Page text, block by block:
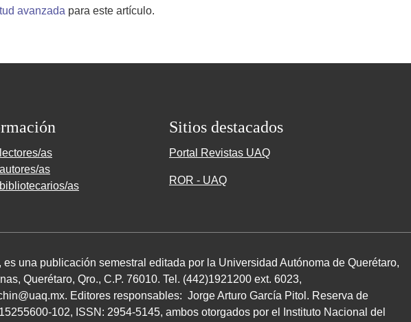
avanzada para este artículo.
as
as
as
Sitios destacados
Portal Revistas UAQ
ROR - UAQ
, es una publicación semestral editada por la Universidad Autónoma de Querétaro,
Querétaro, Qro., C.P. 76010. Tel. (442)1921200 ext. 6023,
. Editores responsables: Jorge Arturo García Pitol. Reserva de
-102, ISSN : 2954-5145, ambos otorgados por el Instituto Nacional del